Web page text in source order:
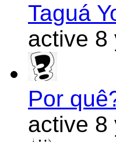
Taguá
active 8
Por
active 8